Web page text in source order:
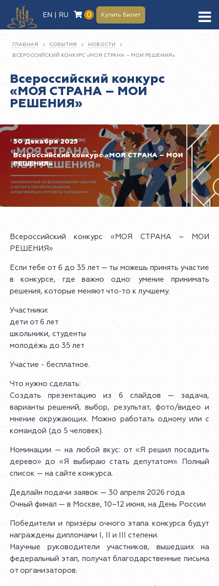
EN | RU 0 Купить билет
ГЛАВНАЯ СОБЫТИЯ
НОВОСТИ
ВСЕРОССИЙСКИЙ КОНКУРС «МОЯ СТРАНА – МОИ РЕШЕНИЯ»
Всероссийский конкурс
«МОЯ СТРАНА – МОИ
РЕШЕНИЯ»
30 Декабря 2025
Всероссийский конкурс «МОЯ СТРАНА – МОИ
РЕШЕНИЯ»
Всероссийский конкурс «МОЯ СТРАНА – МОИ
РЕШЕНИЯ»
Если тебе от 6 до 35 лет — ты можешь принять участие
в конкурсе, где важно одно: умение принимать
решения, которые меняют что-то к лучшему.
Участники:
дети от 6 лет
школьники, студенты
молодёжь до 35 лет
Участие - бесплатное.
Что нужно сделать:
Создать презентацию из 6 слайдов — задача,
варианты решений, выбор, результат, фото/видео и
мнение окружающих. Можно работать одному или с
командой (до 5 человек).
Номинации — на любой вкус: от «Я решил посадить
дерево» до «Я выбираю стать депутатом». Полный
список — на сайте конкурса.
Дедлайн подачи заявок — 30 апреля 2026 года
Очный финал — в Москве, 10–12 июня, на День России
Победители и призёры очного этапа конкурса будут
награждены дипломами I, II и III степени.
Научные руководители участников, вышедших на
федеральный этап, получат благодарственные письма
от организаторов.